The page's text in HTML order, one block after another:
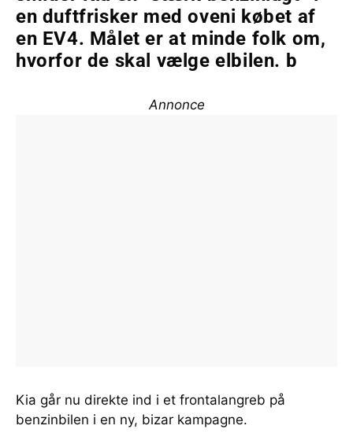
en duftfrisker med oveni købet af
en EV4. Målet er at minde folk om,
hvorfor de skal vælge elbilen. b
Annonce
Kia går nu direkte ind i et frontalangreb på
benzinbilen i en ny, bizar kampagne.